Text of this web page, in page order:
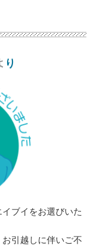
り
ブイをお選びいた
引越しに伴いご不